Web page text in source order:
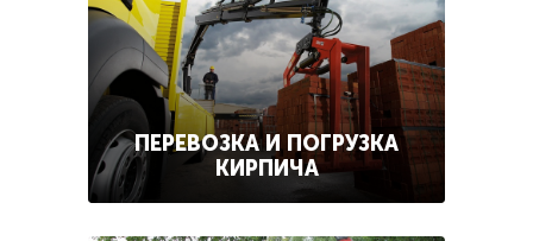
ПЕРЕВОЗКА И ПОГРУЗКА
КИРПИЧА